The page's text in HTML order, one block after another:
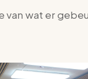
van wat er